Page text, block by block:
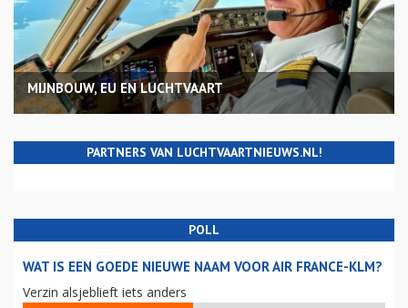
MIJNBOUW, EU EN LUCHTVAART
PARTNERS VAN LUCHTVAARTNIEUWS.NL!
POLL
WAT IS EEN GOEDE NIEUWE NAAM VOOR AIR FRANCE-KLM?
Verzin alsjeblieft iets anders